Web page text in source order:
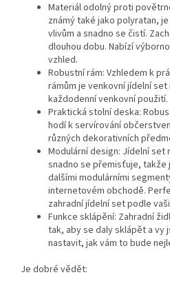
Materiál odolný proti
známý také jako polyratan,
vlivům a snadno se čistí.
dlouhou dobu. Nabízí
vzhled.
Robustní rám: Vzhledem k
rámům je venkovní jídelní
každodenní venkovní použití.
Praktická stolní deska:
hodí k servírování
různých dekorativních
Modulární design: Jídelní set
snadno se přemisťuje,
dalšími modulárními
internetovém obchodě.
zahradní jídelní set podle
Funkce sklápění: Zahradní
tak, aby se daly sklápět a vy
nastavit, jak vám to bude
Je dobré vědět: